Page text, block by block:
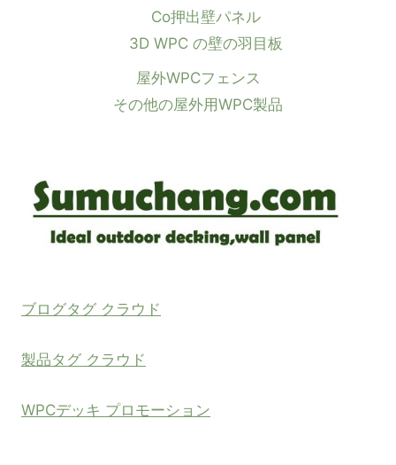
Co押出壁パネル
3D WPC の壁の羽目板
屋外WPCフェンス
その他の屋外用WPC製品
ブログタグ クラウド
製品タグ クラウド
WPCデッキ プロモーション